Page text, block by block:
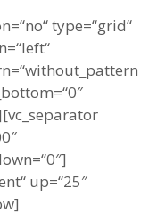
type=“grid“
up=“25″